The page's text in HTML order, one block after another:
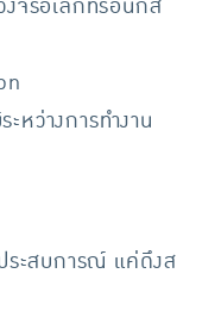
จรอิเล็กทรอนิกส์
หว่างการทำงาน
ระสบการณ์ แค่ดึงส